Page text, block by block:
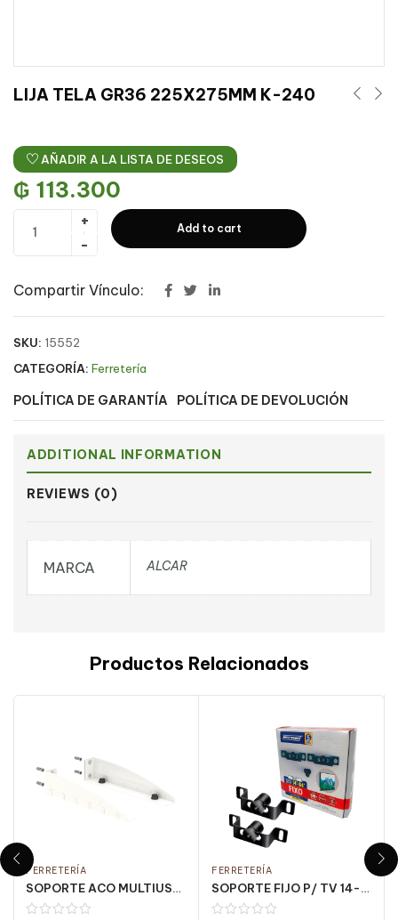
LIJA TELA GR36 225X275MM K-240
AÑADIR A LA LISTA DE DESEOS
₲ 113.300
Add to cart
Compartir Vínculo:
SKU: 15552
CATEGORÍA: Ferretería
POLÍTICA DE GARANTÍA POLÍTICA DE DEVOLUCIÓN
ADDITIONAL INFORMATION
REVIEWS (0)
MARCA ALCAR
Productos Relacionados
FERRETERÍA
SOPORTE ACO MULTIUSO BLANCO DECORATIVO
FERRETERÍA
SOPORTE FIJO P/ TV 14-84 PULG. NEGRO/ M1PR CJ C/ 10 UN